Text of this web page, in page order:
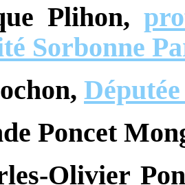
Plihon,
Sorbonne
Poncet
Olivier